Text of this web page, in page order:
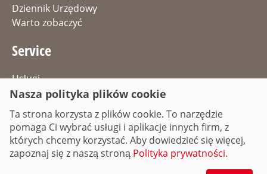
Dziennik Urzędowy
Warto zobaczyć
Service
Usługi
Oferty pracy
Dojazd & Parking
Informacja drogowa
Nasza polityka plików cookie
Ta strona korzysta z plików cookie. To narzędzie
pomaga Ci wybrać usługi i aplikacje innych firm, z
których chcemy korzystać. Aby dowiedzieć się więcej,
zapoznaj się z naszą stroną Polityka prywatności.